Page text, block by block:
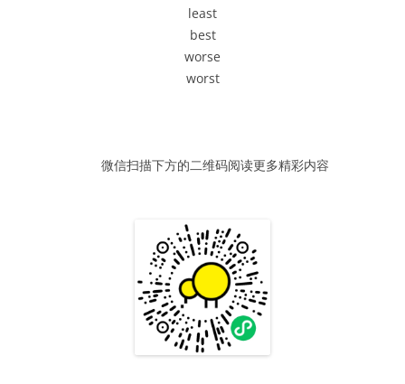
least
best
worse
worst
微信扫描下方的二维码阅读更多精彩内容